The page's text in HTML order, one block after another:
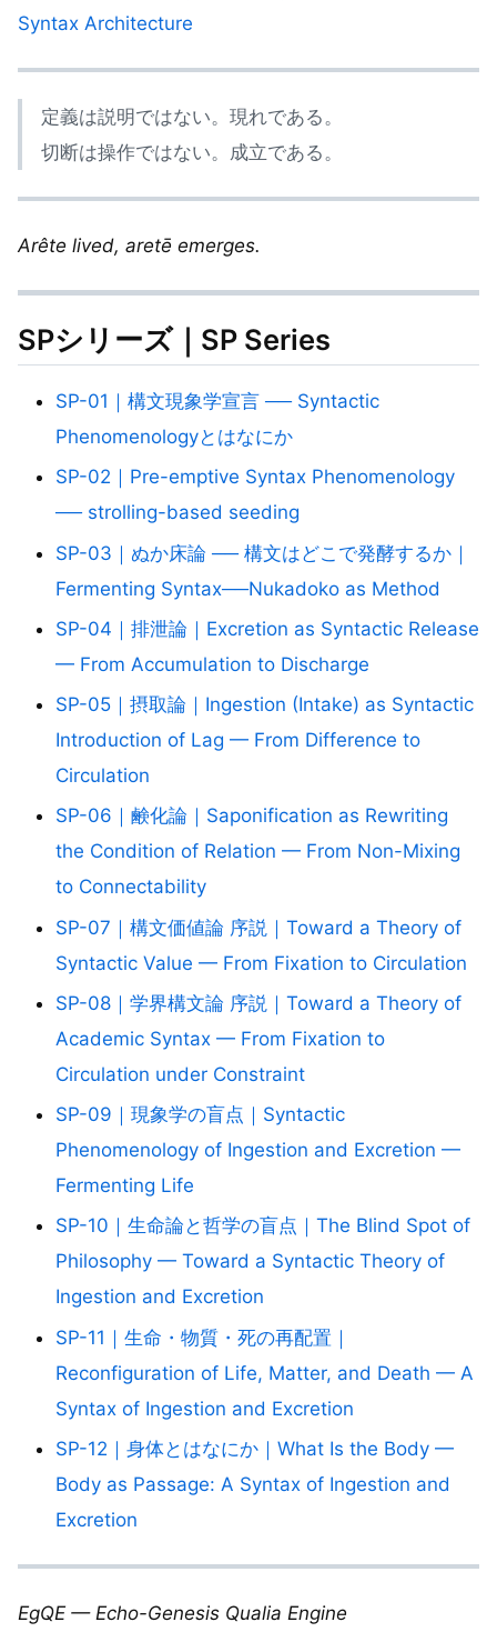
Syntax Architecture
定義は説明ではない。現れである。
切断は操作ではない。成立である。
Arête lived, aretē emerges.
SPシリーズ｜SP Series
SP-01｜構文現象学宣言 ── Syntactic
Phenomenologyとはなにか
SP-02｜Pre-emptive Syntax Phenomenology
── strolling-based seeding
SP-03｜ぬか床論 ── 構文はどこで発酵するか｜
Fermenting Syntax──Nukadoko as Method
SP-04｜排泄論｜Excretion as Syntactic Release
— From Accumulation to Discharge
SP-05｜摂取論｜Ingestion (Intake) as Syntactic
Introduction of Lag — From Difference to
Circulation
SP-06｜鹸化論｜Saponification as Rewriting
the Condition of Relation — From Non-Mixing
to Connectability
SP-07｜構文価値論 序説｜Toward a Theory of
Syntactic Value — From Fixation to Circulation
SP-08｜学界構文論 序説｜Toward a Theory of
Academic Syntax — From Fixation to
Circulation under Constraint
SP-09｜現象学の盲点｜Syntactic
Phenomenology of Ingestion and Excretion —
Fermenting Life
SP-10｜生命論と哲学の盲点｜The Blind Spot of
Philosophy — Toward a Syntactic Theory of
Ingestion and Excretion
SP-11｜生命・物質・死の再配置｜
Reconfiguration of Life, Matter, and Death — A
Syntax of Ingestion and Excretion
SP-12｜身体とはなにか｜What Is the Body —
Body as Passage: A Syntax of Ingestion and
Excretion
EgQE — Echo-Genesis Qualia Engine